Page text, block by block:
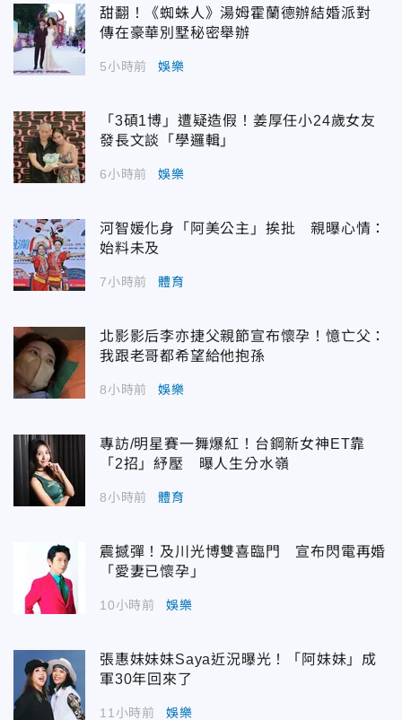
甜翻！《蜘蛛人》湯姆霍蘭德辦結婚派對
傳在豪華別墅秘密舉辦
5小時前 娛樂
「3碩1博」遭疑造假！姜厚任小24歲女友
發長文談「學邏輯」
6小時前 娛樂
河智媛化身「阿美公主」挨批 親曝心情：
始料未及
7小時前 體育
北影影后李亦捷父親節宣布懷孕！憶亡父：
我跟老哥都希望給他抱孫
8小時前 娛樂
專訪/明星賽一舞爆紅！台鋼新女神ET靠
「2招」紓壓 曝人生分水嶺
8小時前 體育
震撼彈！及川光博雙喜臨門 宣布閃電再婚
「愛妻已懷孕」
10小時前 娛樂
張惠妹妹妹Saya近況曝光！「阿妹妹」成
軍30年回來了
11小時前 娛樂